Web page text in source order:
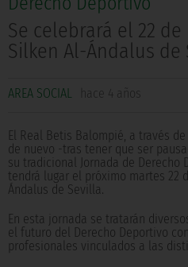
Se celebrará el 22
Silken Al-Ándalus de
AREA SOCIAL hace 4 años
El Real Betis Balompié, a través
de nuevo -tras tener que ser
su tradicional Jornada de Derecho
tendrá lugar el próximo martes 22
Ándalus de Sevilla.
En esta jornada se tratarán
el futuro del Derecho Deportivo
profesionales vinculados a las